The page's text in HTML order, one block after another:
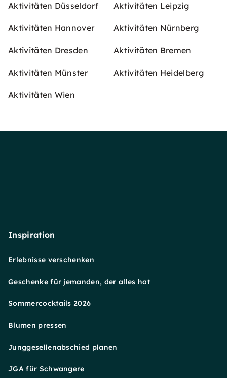
Aktivitäten Düsseldorf Aktivitäten Leipzig
Aktivitäten Hannover Aktivitäten Nürnberg
Aktivitäten Dresden Aktivitäten Bremen
Aktivitäten Münster Aktivitäten Heidelberg
Aktivitäten Wien
Inspiration
Erlebnisse verschenken
Geschenke für jemanden, der alles hat
Sommercocktails 2026
Blumen pressen
Junggesellenabschied planen
JGA für Schwangere